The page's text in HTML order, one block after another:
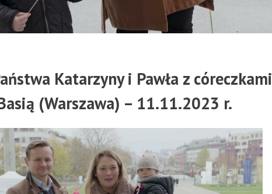
Katarzyny i Pawła z córeczkami
(Warszawa) – 11.11.2023 r.